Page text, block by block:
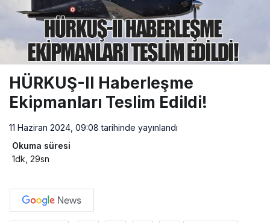
HÜRKUŞ-II Haberleşme
Ekipmanları Teslim Edildi!
11 Haziran 2024, 09:08 tarihinde yayınlandı
Okuma süresi
1dk, 29sn